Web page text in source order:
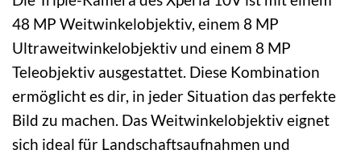
48 MP Weitwinkelobjektiv, einem 8 MP
Ultraweitwinkelobjektiv und einem 8 MP
Teleobjektiv ausgestattet. Diese Kombination
ermöglicht es dir, in jeder Situation das perfekte
Bild zu machen. Das Weitwinkelobjektiv eignet
sich ideal für Landschaftsaufnahmen und